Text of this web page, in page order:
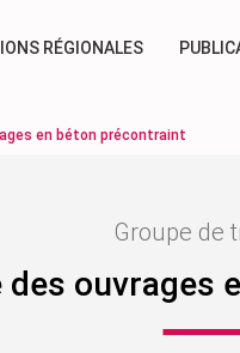
RÉGIONALES
en béton précontraint
Groupe de
des ouvrages